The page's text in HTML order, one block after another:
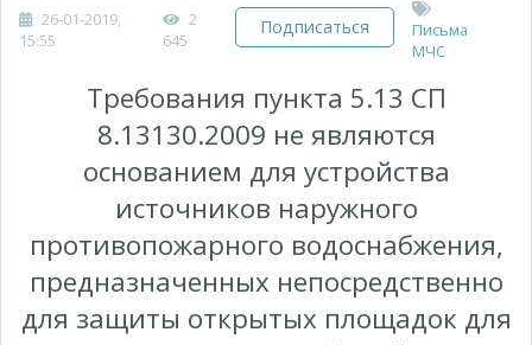
26-01-2019,
15:55
2
645
Подписаться
Письма
МЧС
Требования пункта 5.13 СП
8.13130.2009 не являются
основанием для устройства
источников наружного
противопожарного водоснабжения,
предназначенных непосредственно
для защиты открытых площадок для